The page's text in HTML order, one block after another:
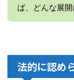
ば、どんな展
法的に認め